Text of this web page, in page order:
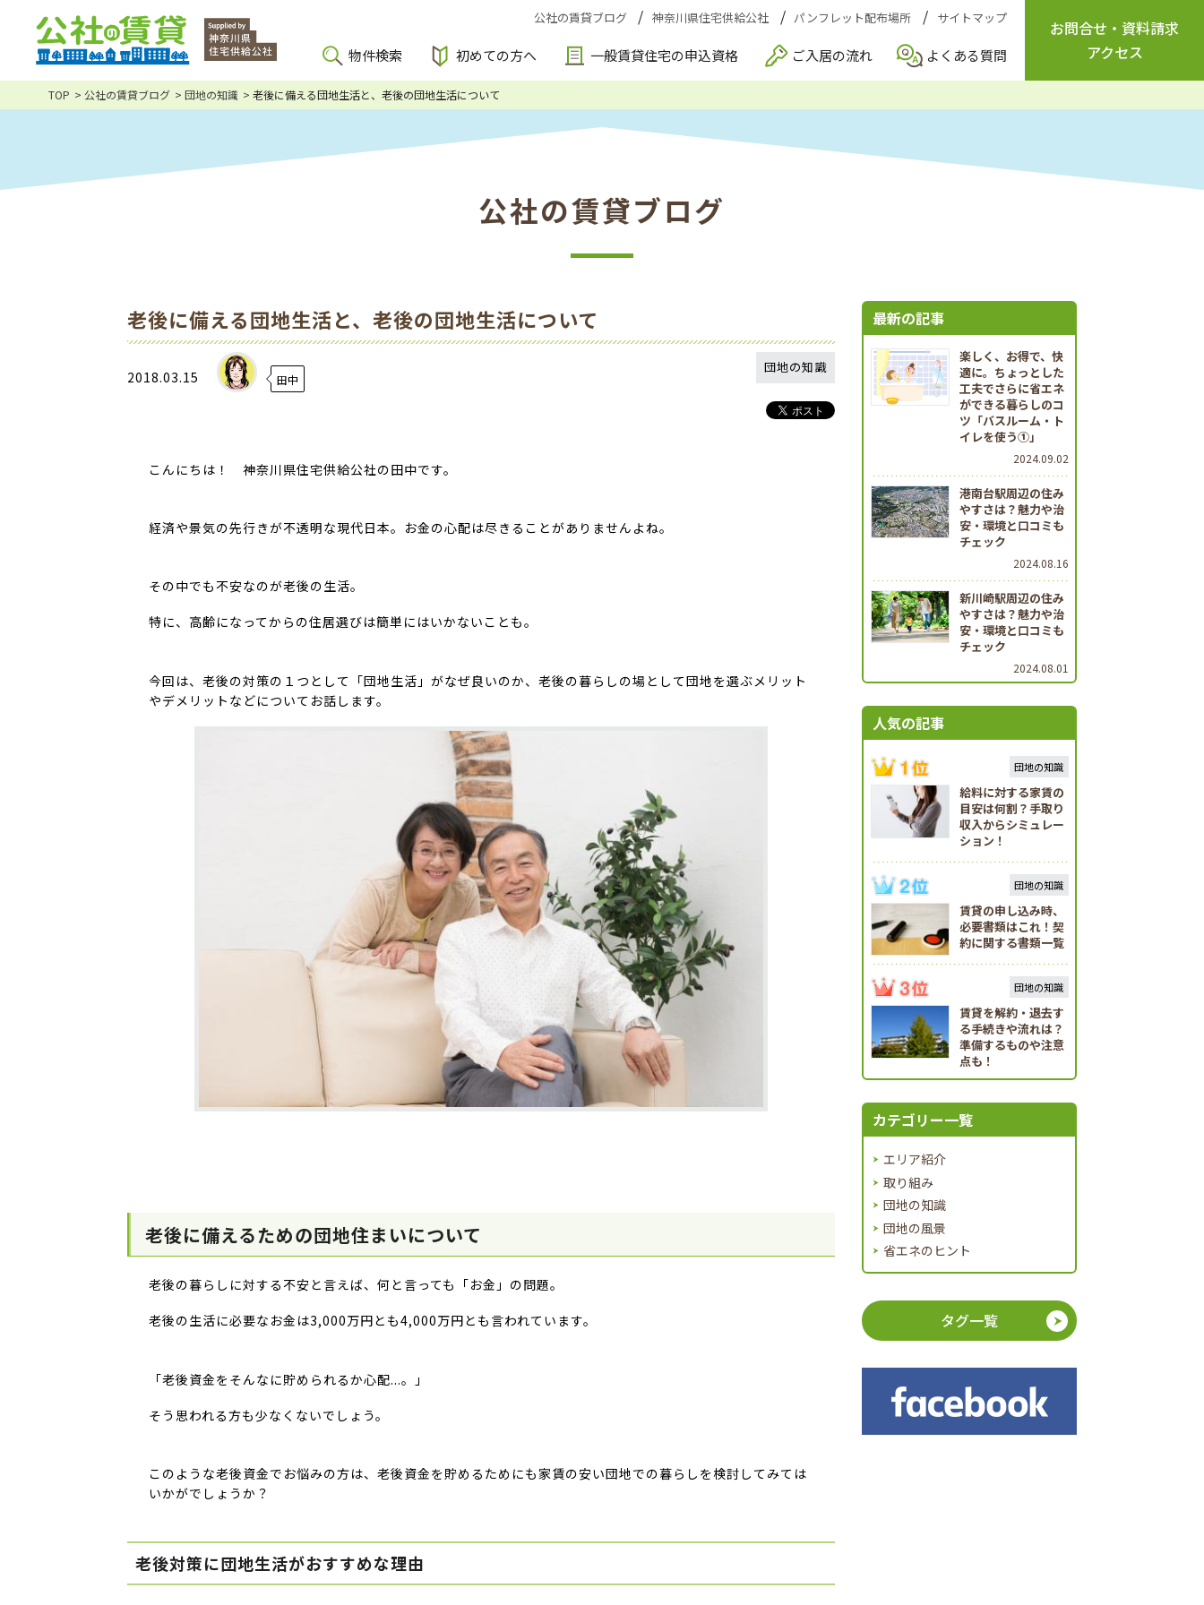
公社の賃貸ブログ 神奈川県住宅供給公社 パンフレット配布場所 サイトマップ
物件検索 初めての方へ 一般賃貸住宅の申込資格 ご入居の流れ よくある質問
お問合せ ・ 資料請求
アクセス
TOP 公社の賃貸ブログ 団地の知識 老後に備える団地生活と、老後の団地生活について
公社の賃貸ブログ
老後に備える団地生活と、老後の団地生活について
2018.03.15 田中
団地の知識
こんにちは！ 神奈川県住宅供給公社の田中です。
経済や景気の先行きが不透明な現代日本。お金の心配は尽きることがありませんよね。
その中でも不安なのが老後の生活。
特に、高齢になってからの住居選びは簡単にはいかないことも。
今回は、老後の対策の１つとして「団地生活」がなぜ良いのか、老後の暮らしの場として団地を選ぶメリット
やデメリットなどについてお話します。
老後に備えるための団地住まいについて
老後の暮らしに対する不安と言えば、何と言っても「お金」の問題。
老後の生活に必要なお金は3,000万円とも4,000万円とも言われています。
「老後資金をそんなに貯められるか心配...。」
そう思われる方も少なくないでしょう。
このような老後資金でお悩みの方は、老後資金を貯めるためにも家賃の安い団地での暮らしを検討してみては
いかがでしょうか？
老後対策に団地生活がおすすめな理由
最新の記事
楽しく、お得で、快
適に。ちょっとした
工夫でさらに省エネ
ができる暮らしのコ
ツ「バスルーム・ト
イレを使う①」
2024.09.02
港南台駅周辺の住み
やすさは？魅力や治
安・環境と口コミも
チェック
2024.08.16
新川崎駅周辺の住み
やすさは？魅力や治
安・環境と口コミも
チェック
2024.08.01
人気の記事
団地の知識
給料に対する家賃の
目安は何割？手取り
収入からシミュレー
ション！
団地の知識
賃貸の申し込み時、
必要書類はこれ！契
約に関する書類一覧
団地の知識
賃貸を解約・退去す
る手続きや流れは？
準備するものや注意
点も！
カテゴリー一覧
エリア紹介
取り組み
団地の知識
団地の風景
省エネのヒント
タグ一覧